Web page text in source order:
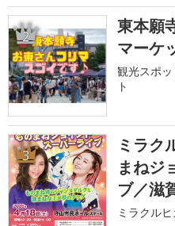
2
東本願
マーケ
観光スポ
ト
3
ミラク
まねジ
ブ／滋
ミラクル